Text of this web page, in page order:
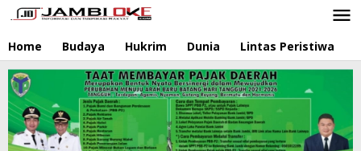
Lewati
ke
konten
Home Budaya Hukrim Dunia Lintas Peristiwa